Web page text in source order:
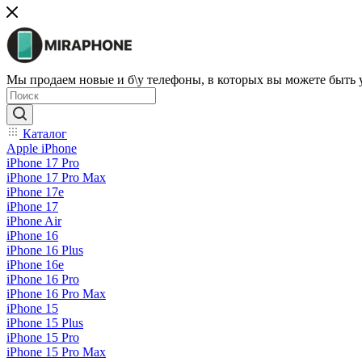
Мы продаем новые и б\у телефоны, в которых вы можете быть
Каталог
Apple iPhone
iPhone 17 Pro
iPhone 17 Pro Max
iPhone 17e
iPhone 17
iPhone Air
iPhone 16
iPhone 16 Plus
iPhone 16e
iPhone 16 Pro
iPhone 16 Pro Max
iPhone 15
iPhone 15 Plus
iPhone 15 Pro
iPhone 15 Pro Max